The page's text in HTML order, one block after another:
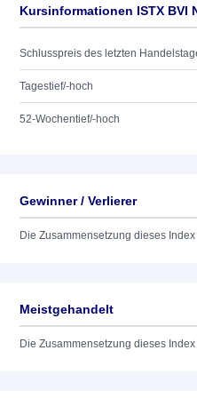
Kursinformationen ISTX BVI
Schlusspreis des letzten
Tagestief/-hoch
52-Wochentief/-hoch
Gewinner / Verlierer
Die Zusammensetzung dieses
Meistgehandelt
Die Zusammensetzung dieses